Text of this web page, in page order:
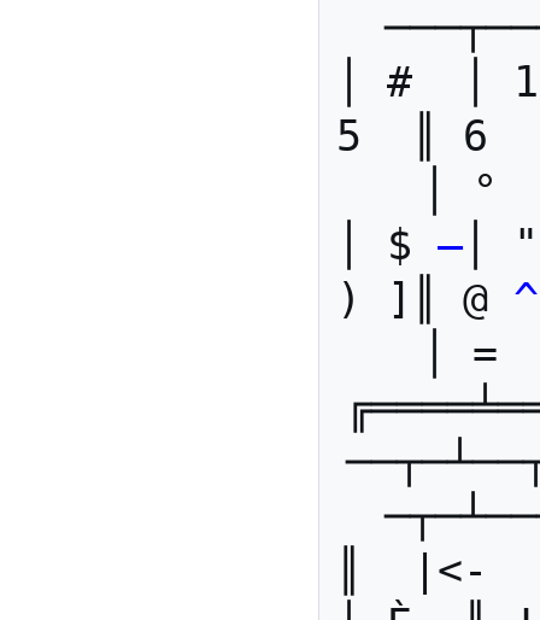
│ #  │
5  ║ 6
│
│ $ – │
) ]║ @ ^
│ =
║  |<-